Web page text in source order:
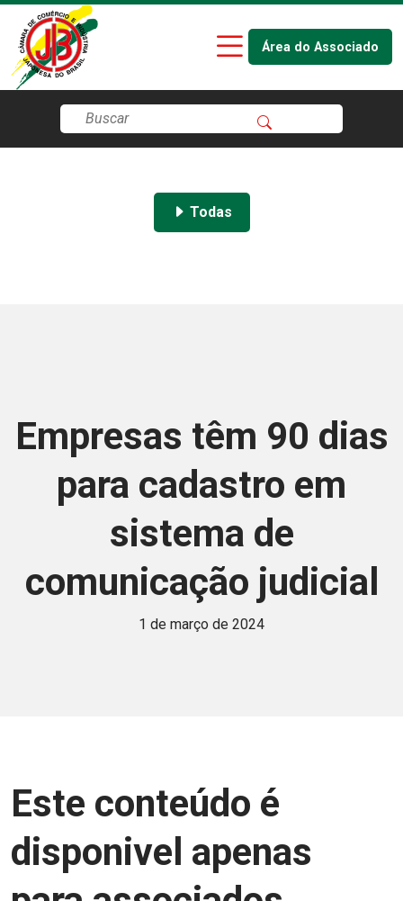
Área do Associado
Todas
Empresas têm 90 dias
para cadastro em
sistema de
comunicação judicial
1 de março de 2024
Este conteúdo é
disponivel apenas